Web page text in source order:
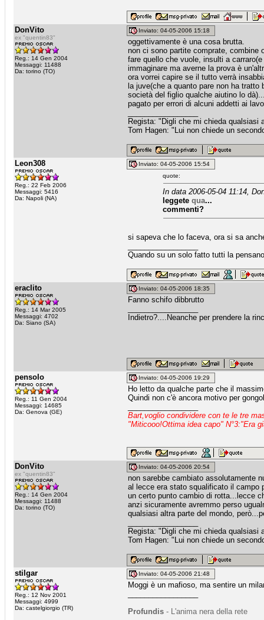
DonVito
ex "quentin83"
Reg.: 14 Gen 2004
Messaggi: 11488
Da: torino (TO)
Inviato: 04-05-2006 15:18
oggettivamente è una cosa brutta.
non ci sono partite comprate, combine
fare quello che vuole, insulti a
immaginare ma averne la prova è
ora vorrei capire se il tutto verrà
la juve(che a quanto pare non ha
società del figlio qualche aiutino lo
pagato per errori di alcuni addetti ai
Regista: "Digli che mi chieda qualsiasi
Tom Hagen: "Lui non chiede un
Leon308
Reg.: 22 Feb 2006
Messaggi: 5416
Da: Napoli (NA)
Inviato: 04-05-2006 15:54
quote:
In data 2006-05-04 11:14,
leggetequa...
commenti?
si sapeva che lo faceva, ora si sa
Quando su un solo fatto tutti la
eraclito
Reg.: 14 Mar 2005
Messaggi: 4702
Da: Siano (SA)
Inviato: 04-05-2006 18:35
Fanno schifo dibbrutto
Indietro?....Neanche per prendere la
pensolo
Reg.: 11 Gen 2004
Messaggi: 14685
Da: Genova (GE)
Inviato: 04-05-2006 19:29
Ho letto da qualche parte che il
Quindi non c'è ancora motivo per
Bart,voglio condividere con te le tre
"Miticooo!Ottima idea capo" N°3:"Era
DonVito
ex "quentin83"
Reg.: 14 Gen 2004
Messaggi: 11488
Da: torino (TO)
Inviato: 04-05-2006 20:54
non sarebbe cambiato assolutamente
al lecce era stato squalificato il campo
un certo punto cambio di rotta...lecce
anzi sicuramente avremmo perso
qualsiasi altra parte del mondo,
Regista: "Digli che mi chieda qualsiasi
Tom Hagen: "Lui non chiede un
stilgar
Reg.: 12 Nov 2001
Messaggi: 4999
Da: castelgiorgio (TR)
Inviato: 04-05-2006 21:48
Moggi è un mafioso, ma sentire un
Profundis - L'anima nera della rete